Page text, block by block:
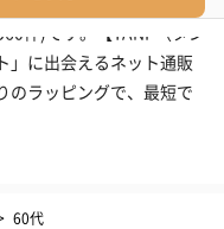
件)です。【TANP（タン
」に出会えるネット通販
のラッピングで、最短で
60代